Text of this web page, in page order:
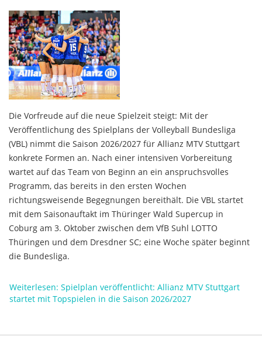
Die Vorfreude auf die neue Spielzeit steigt: Mit der
Veröffentlichung des Spielplans der Volleyball Bundesliga
(VBL) nimmt die Saison 2026/2027 für Allianz MTV Stuttgart
konkrete Formen an. Nach einer intensiven Vorbereitung
wartet auf das Team von Beginn an ein anspruchsvolles
Programm, das bereits in den ersten Wochen
richtungsweisende Begegnungen bereithält. Die VBL startet
mit dem Saisonauftakt im Thüringer Wald Supercup in
Coburg am 3. Oktober zwischen dem VfB Suhl LOTTO
Thüringen und dem Dresdner SC; eine Woche später beginnt
die Bundesliga.
Weiterlesen: Spielplan veröffentlicht: Allianz MTV Stuttgart
startet mit Topspielen in die Saison 2026/2027